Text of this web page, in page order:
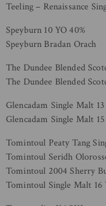
Teeling – Renaissance
Speyburn 10 YO 40%
Speyburn Bradan Orach
The Dundee Blended
The Dundee Blended
Glencadam Single Malt
Glencadam Single Malt
Tomintoul Peaty Tang
Tomintoul Seridh
Tomintoul 2004 Sherry
Tomintoul Single Malt 16